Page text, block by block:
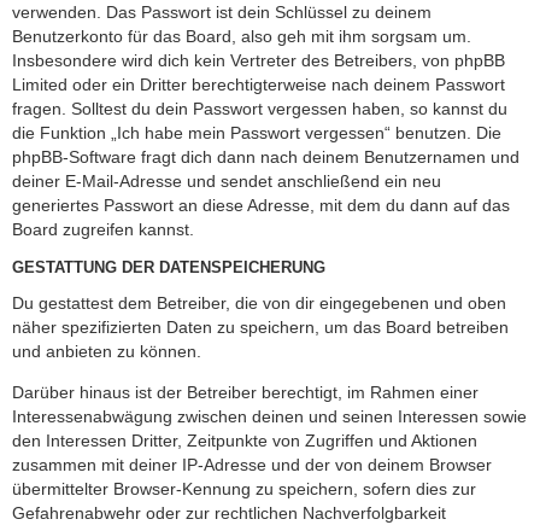
verwenden. Das Passwort ist dein Schlüssel zu deinem
Benutzerkonto für das Board, also geh mit ihm sorgsam um.
Insbesondere wird dich kein Vertreter des Betreibers, von phpBB
Limited oder ein Dritter berechtigterweise nach deinem Passwort
fragen. Solltest du dein Passwort vergessen haben, so kannst du
die Funktion „Ich habe mein Passwort vergessen“ benutzen. Die
phpBB-Software fragt dich dann nach deinem Benutzernamen und
deiner E-Mail-Adresse und sendet anschließend ein neu
generiertes Passwort an diese Adresse, mit dem du dann auf das
Board zugreifen kannst.
GESTATTUNG DER DATENSPEICHERUNG
Du gestattest dem Betreiber, die von dir eingegebenen und oben
näher spezifizierten Daten zu speichern, um das Board betreiben
und anbieten zu können.
Darüber hinaus ist der Betreiber berechtigt, im Rahmen einer
Interessenabwägung zwischen deinen und seinen Interessen sowie
den Interessen Dritter, Zeitpunkte von Zugriffen und Aktionen
zusammen mit deiner IP-Adresse und der von deinem Browser
übermittelter Browser-Kennung zu speichern, sofern dies zur
Gefahrenabwehr oder zur rechtlichen Nachverfolgbarkeit